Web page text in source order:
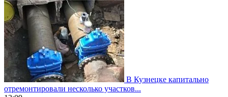
В Кузнецке капитально
отремонтировали несколько участков...